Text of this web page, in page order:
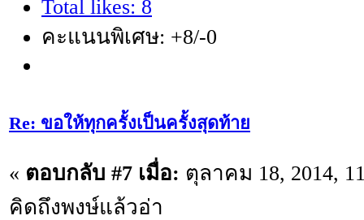
Total likes: 8
คะแนนพิเศษ: +8/-0
Re: ขอให้ทุกครั้งเป็นครั้งสุดท้าย
« ตอบกลับ #7 เมื่อ: ตุลาคม 18, 2014,
คิดถึงพงษ์แล้วอ่า